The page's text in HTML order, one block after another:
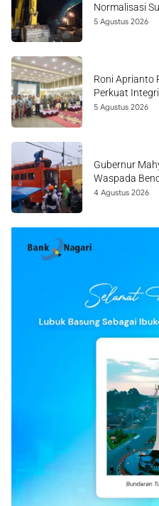
Normalisasi
5 Agustus 2026
Roni Aprianto
Perkuat
5 Agustus 2026
Gubernur
Waspada
4 Agustus 2026